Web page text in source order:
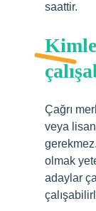
saattir.
Çağrı
veya
olmak
adaylar